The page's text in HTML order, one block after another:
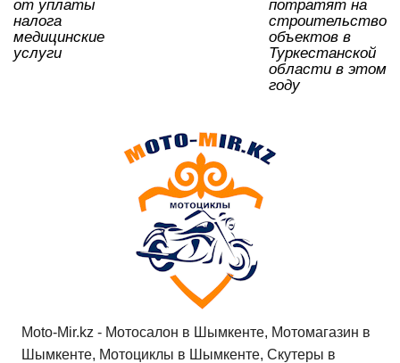
от уплаты
налога
медицинские
услуги
потратят на
строительство
объектов в
Туркестанской
области в этом
году
Moto-Mir.kz - Мотосалон в Шымкенте, Мотомагазин в
Шымкенте, Мотоциклы в Шымкенте, Скутеры в